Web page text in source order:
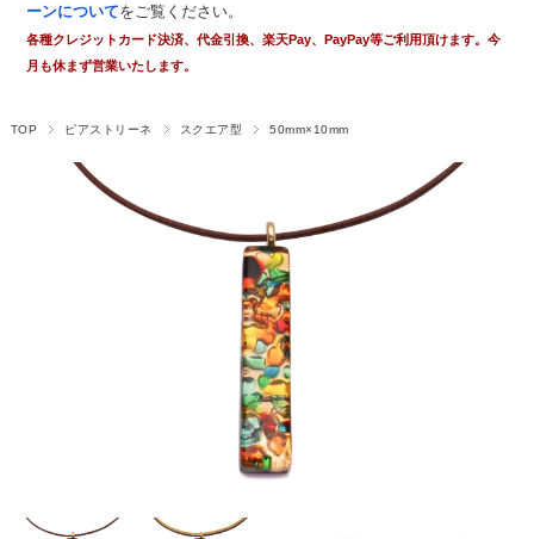
ーンについてをご覧ください。
各種クレジットカード決済、代金引換、楽天Pay、PayPay等ご利用頂けます。今
月も休まず営業いたします。
TOP ピアストリーネ スクエア型 50mm×10mm